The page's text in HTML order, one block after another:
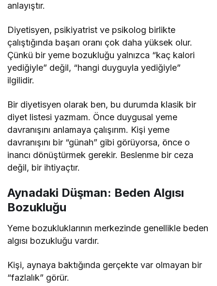
anlayıştır.
Diyetisyen, psikiyatrist ve psikolog birlikte
çalıştığında başarı oranı çok daha yüksek olur.
Çünkü bir yeme bozukluğu yalnızca “kaç kalori
yediğiyle” değil, “hangi duyguyla yediğiyle”
ilgilidir.
Bir diyetisyen olarak ben, bu durumda klasik bir
diyet listesi yazmam. Önce duygusal yeme
davranışını anlamaya çalışırım. Kişi yeme
davranışını bir “günah” gibi görüyorsa, önce o
inancı dönüştürmek gerekir. Beslenme bir ceza
değil, bir ihtiyaçtır.
Aynadaki Düşman: Beden Algısı
Bozukluğu
Yeme bozukluklarının merkezinde genellikle beden
algısı bozukluğu vardır.
Kişi, aynaya baktığında gerçekte var olmayan bir
“fazlalık” görür.